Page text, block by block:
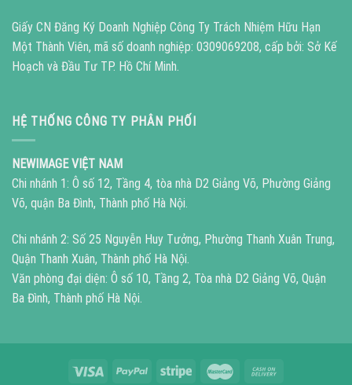
Giấy CN Đăng Ký Doanh Nghiệp Công Ty Trách Nhiệm Hữu Hạn
Một Thành Viên, mã số doanh nghiệp: 0309069208, cấp bởi: Sở Kế
Hoạch và Đầu Tư TP. Hồ Chí Minh.
HỆ THỐNG CÔNG TY PHÂN PHỐI
NEWIMAGE VIỆT NAM
Chi nhánh 1: Ô số 12, Tầng 4, tòa nhà D2 Giảng Võ, Phường Giảng
Võ, quận Ba Đình, Thành phố Hà Nội.
Chi nhánh 2: Số 25 Nguyễn Huy Tưởng, Phường Thanh Xuân Trung,
Quận Thanh Xuân, Thành phố Hà Nội.
Văn phòng đại diện: Ô số 10, Tầng 2, Tòa nhà D2 Giảng Võ, Quận
Ba Đình, Thành phố Hà Nội.